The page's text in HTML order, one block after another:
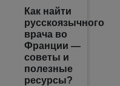
Как найти
русскоязычного
врача во
Франции —
советы и
полезные
ресурсы?